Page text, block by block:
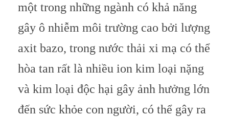
một trong những ngành có khả năng
gây ô nhiễm môi trường cao bởi lượng
axit bazo, trong nước thải xi mạ có thể
hòa tan rất là nhiều ion kim loại nặng
và kim loại độc hại gây ảnh hưởng lớn
đến sức khỏe con người, có thể gây ra